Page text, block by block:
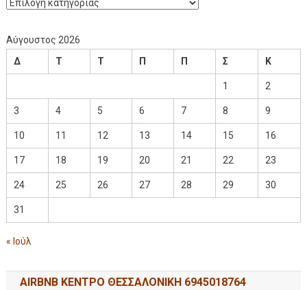
Αύγουστος 2026
Δ
Τ Τ Π Π Σ Κ
1 2
3 4 5 6 7 8 9
10 11 12 13 14 15 16
17 18 19 20 21 22 23
24 25 26 27 28 29 30
31
« Ιούλ
AIRBNB ΚΕΝΤΡΟ ΘΕΣΣΑΛΟΝΙΚΗ 6945018764